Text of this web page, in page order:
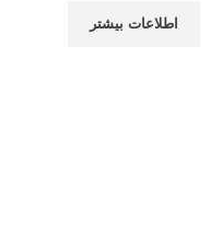
اطلاعات بیشتر